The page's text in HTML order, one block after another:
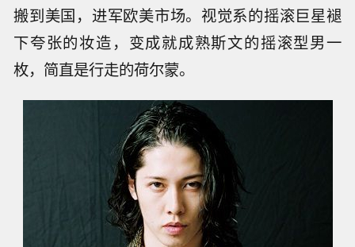
搬到美国，进军欧美市场。视觉系的摇滚巨星褪
下夸张的妆造，变成就成熟斯文的摇滚型男一
枚，简直是行走的荷尔蒙。